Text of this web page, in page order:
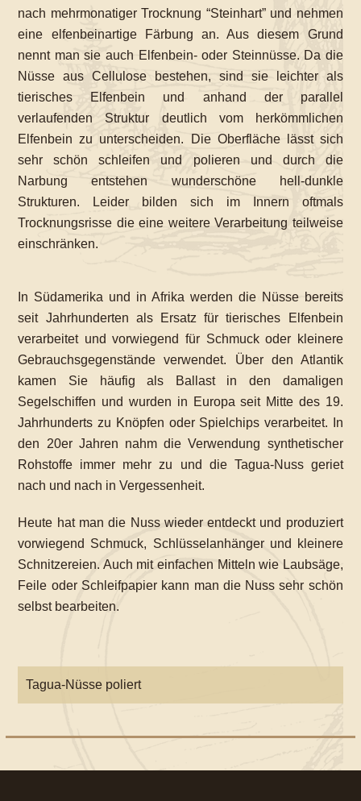
nach mehrmonatiger Trocknung “Steinhart” und nehmen
eine elfenbeinartige Färbung an. Aus diesem Grund
nennt man sie auch Elfenbein- oder Steinnüsse. Da die
Nüsse aus Cellulose bestehen, sind sie leichter als
tierisches Elfenbein und anhand der parallel
verlaufenden Struktur deutlich vom herkömmlichen
Elfenbein zu unterscheiden. Die Oberfläche lässt sich
sehr schön schleifen und polieren und durch die
Narbung entstehen wunderschöne hell-dunkle
Strukturen. Leider bilden sich im Innern oftmals
Trocknungsrisse die eine weitere Verarbeitung teilweise
einschränken.
In Südamerika und in Afrika werden die Nüsse bereits
seit Jahrhunderten als Ersatz für tierisches Elfenbein
verarbeitet und vorwiegend für Schmuck oder kleinere
Gebrauchsgegenstände verwendet. Über den Atlantik
kamen Sie häufig als Ballast in den damaligen
Segelschiffen und wurden in Europa seit Mitte des 19.
Jahrhunderts zu Knöpfen oder Spielchips verarbeitet. In
den 20er Jahren nahm die Verwendung synthetischer
Rohstoffe immer mehr zu und die Tagua-Nuss geriet
nach und nach in Vergessenheit.
Heute hat man die Nuss wieder entdeckt und produziert
vorwiegend Schmuck, Schlüsselanhänger und kleinere
Schnitzereien. Auch mit einfachen Mitteln wie Laubsäge,
Feile oder Schleifpapier kann man die Nuss sehr schön
selbst bearbeiten.
Tagua-Nüsse poliert